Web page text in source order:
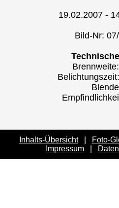
19.02.2007 -
Bild-Nr:
Inhalts-Übersicht| Foto-
Impressum